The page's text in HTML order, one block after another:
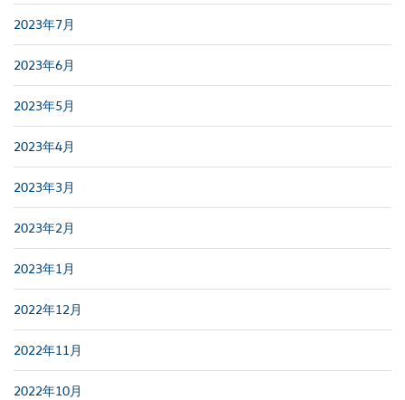
2023年7月
2023年6月
2023年5月
2023年4月
2023年3月
2023年2月
2023年1月
2022年12月
2022年11月
2022年10月